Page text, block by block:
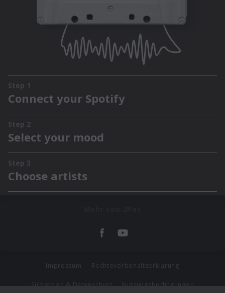
Impressum Rechtevorbehaltserklärung
Sicherheit & Datenschutz Nutzungsbedingungen